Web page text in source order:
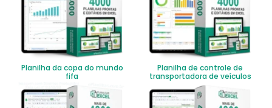
Planilha da copa do mundo
fifa
Planilha de controle de
transportadora de veículos